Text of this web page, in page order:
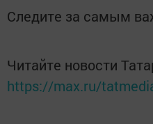
Следите за самым
Читайте новости
https://max.ru/